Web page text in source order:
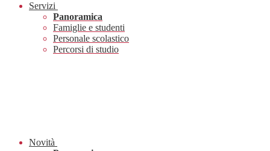
Servizi
Panoramica
Famiglie e studenti
Personale scolastico
Percorsi di studio
Novità